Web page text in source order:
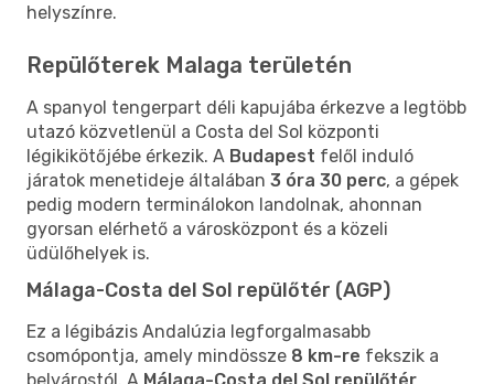
helyszínre.
Repülőterek Malaga területén
A spanyol tengerpart déli kapujába érkezve a legtöbb
utazó közvetlenül a Costa del Sol központi
légikikötőjébe érkezik. A Budapest felől induló
járatok menetideje általában 3 óra 30 perc, a gépek
pedig modern terminálokon landolnak, ahonnan
gyorsan elérhető a városközpont és a közeli
üdülőhelyek is.
Málaga-Costa del Sol repülőtér (AGP)
Ez a légibázis Andalúzia legforgalmasabb
csomópontja, amely mindössze 8 km-re fekszik a